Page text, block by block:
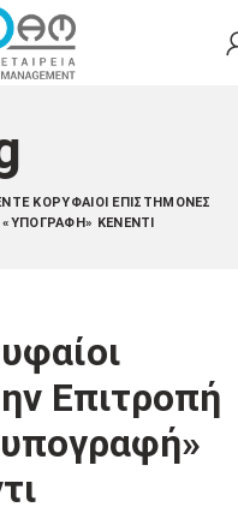
ΚΟΡΥΦΑΊΟΙ ΕΠΙΣΤΉΜΟΝΕΣ
ΚΈΝΕΝΤΙ
Επιτροπή